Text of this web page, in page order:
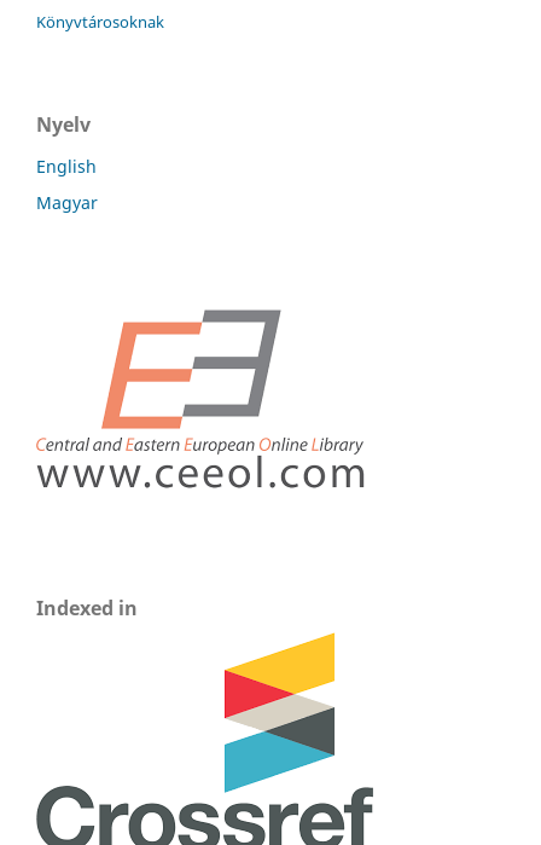
Könyvtárosoknak
Nyelv
English
Magyar
Indexed in